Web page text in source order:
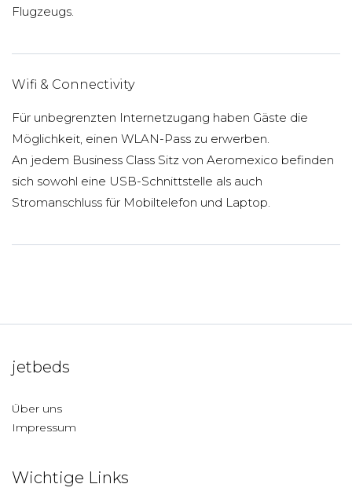
Flugzeugs.
Wifi & Connectivity
Für unbegrenzten Internetzugang haben Gäste die
Möglichkeit, einen WLAN-Pass zu erwerben.
An jedem Business Class Sitz von Aeromexico befinden
sich sowohl eine USB-Schnittstelle als auch
Stromanschluss für Mobiltelefon und Laptop.
jetbeds
Über uns
Impressum
Wichtige Links